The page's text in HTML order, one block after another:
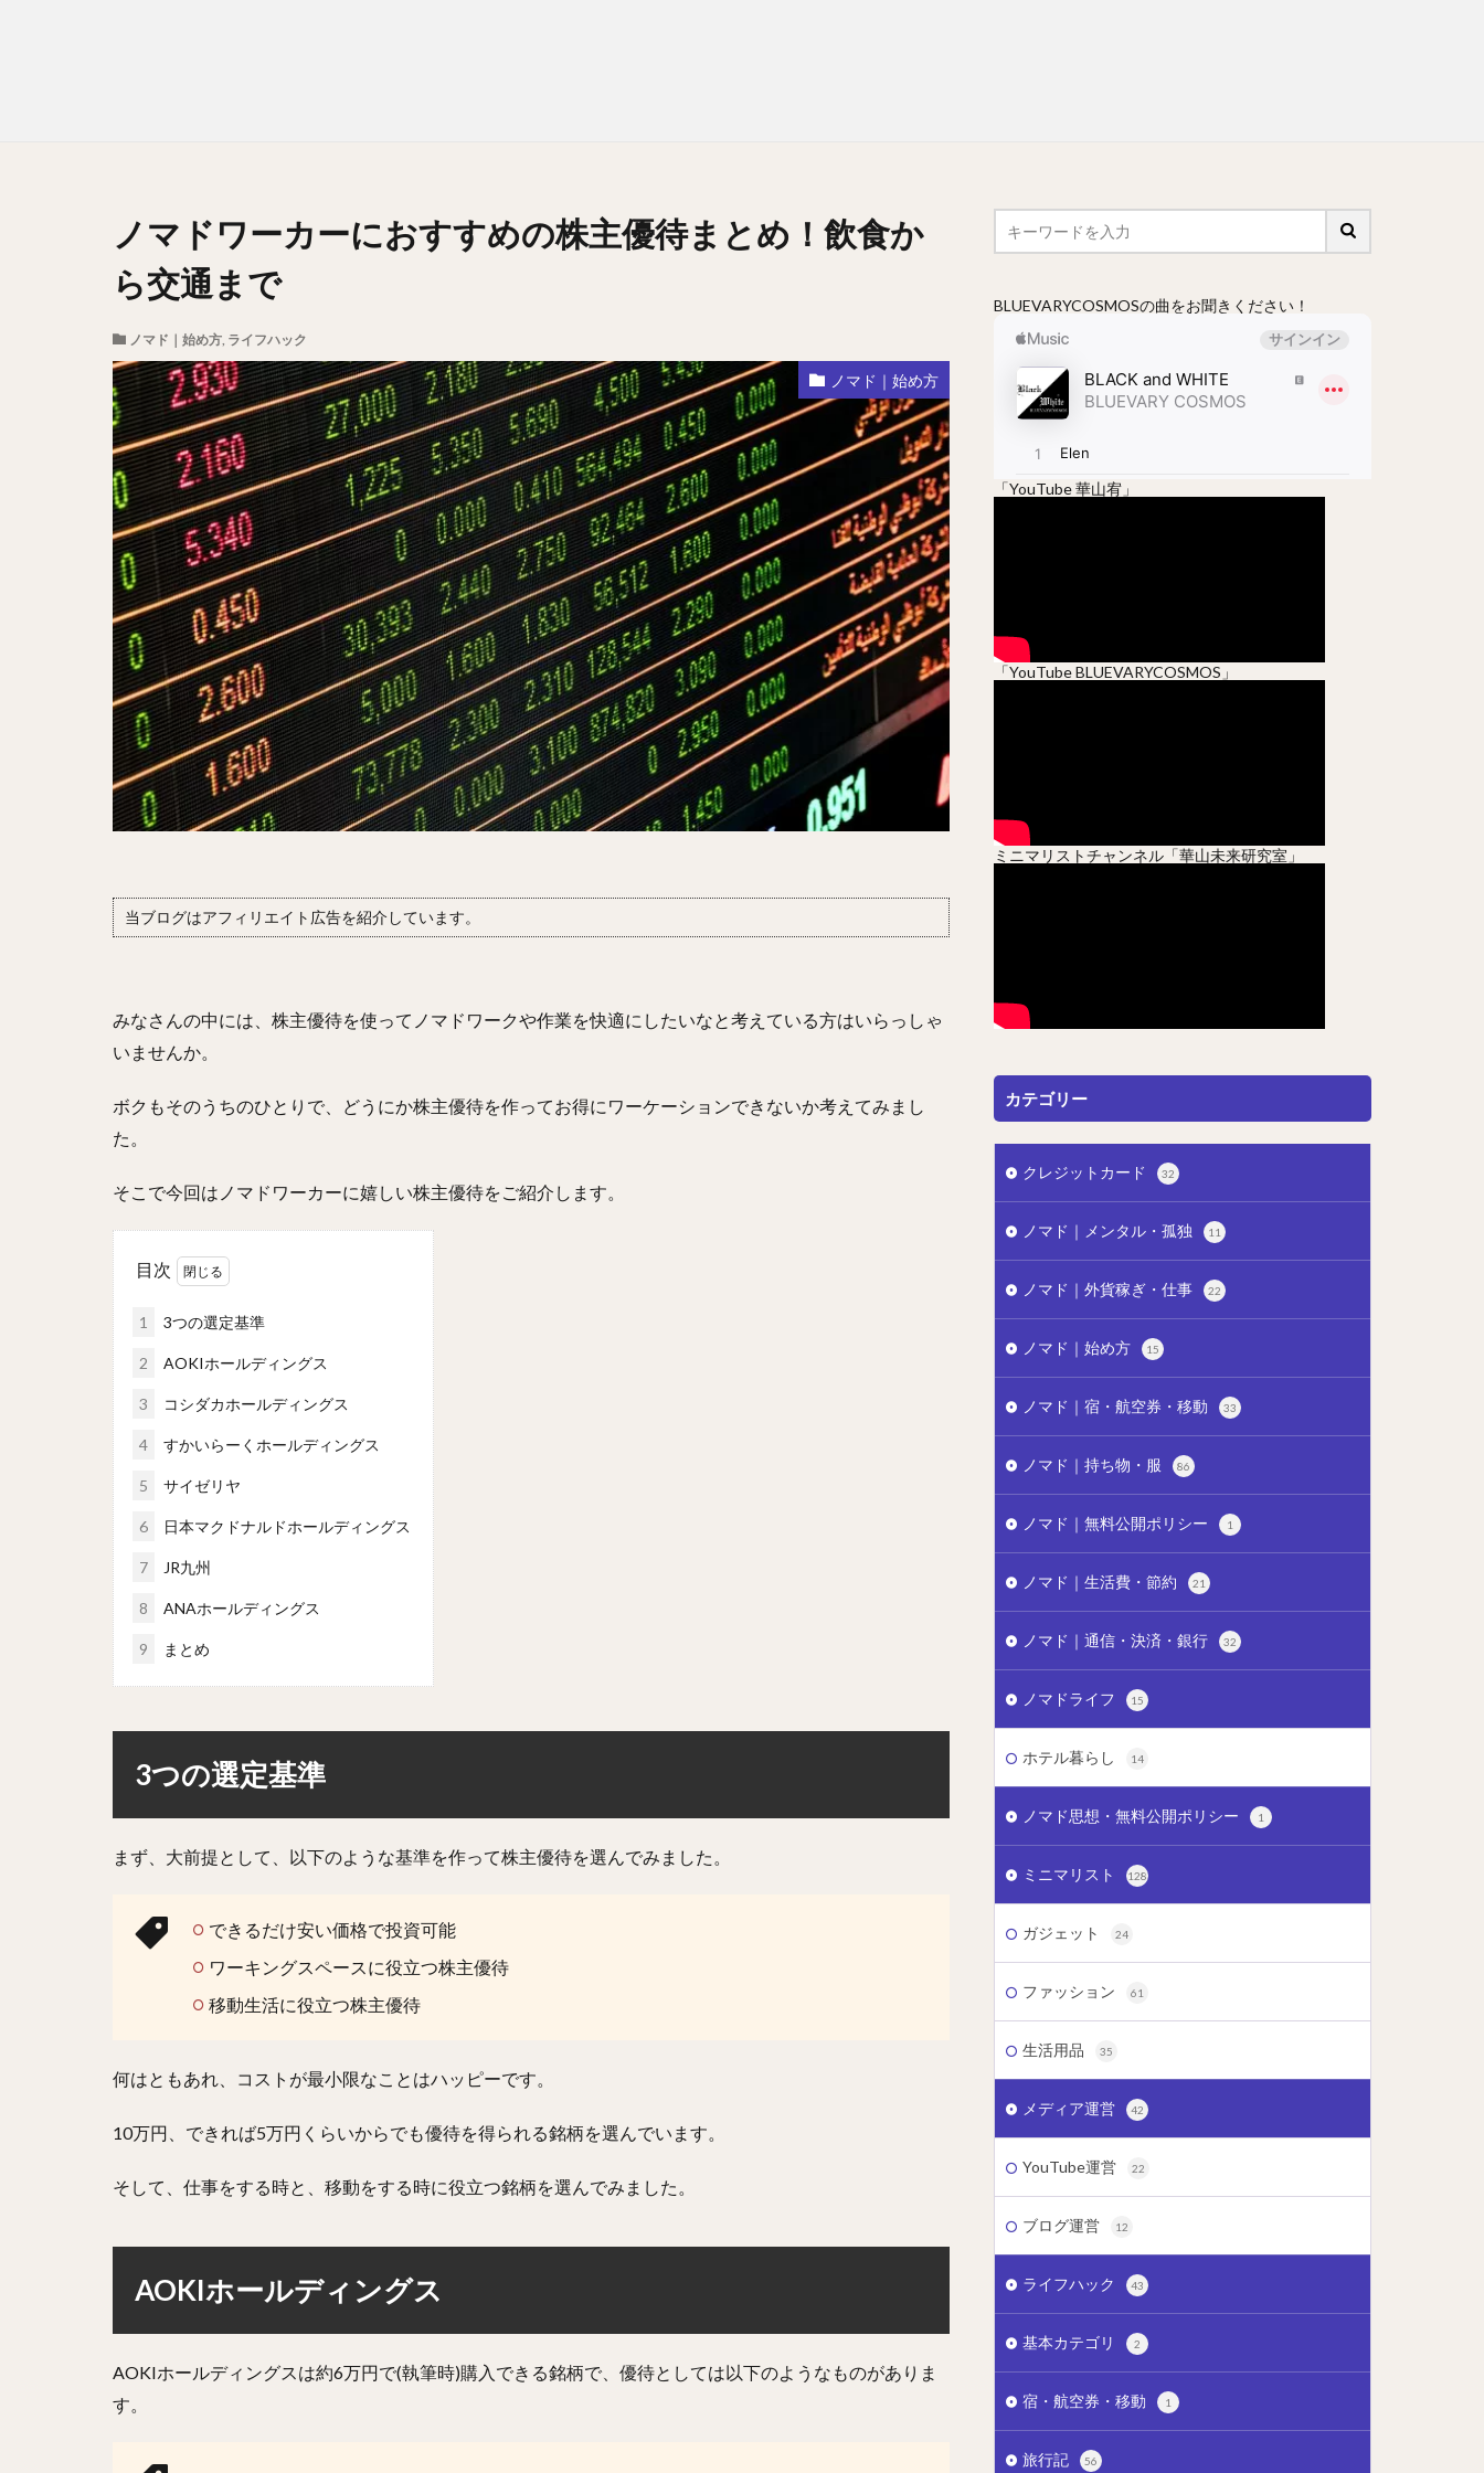
ノマドワーカーにおすすめの株主優待まとめ！飲食か
ら交通まで
ノマド｜始め方, ライフハック
ノマド｜始め方
当ブログはアフィリエイト広告を紹介しています。
みなさんの中には、株主優待を使ってノマドワークや作業を快適にしたいなと考えている方はいらっしゃ
いませんか。
ボクもそのうちのひとりで、どうにか株主優待を作ってお得にワーケーションできないか考えてみまし
た。
そこで今回はノマドワーカーに嬉しい株主優待をご紹介します。
目次
1 3つの選定基準
2 AOKIホールディングス
3 コシダカホールディングス
4 すかいらーくホールディングス
5 サイゼリヤ
6 日本マクドナルドホールディングス
7 JR九州
8 ANAホールディングス
9 まとめ
3つの選定基準
まず、大前提として、以下のような基準を作って株主優待を選んでみました。
できるだけ安い価格で投資可能
ワーキングスペースに役立つ株主優待
移動生活に役立つ株主優待
何はともあれ、コストが最小限なことはハッピーです。
10万円、できれば5万円くらいからでも優待を得られる銘柄を選んでいます。
そして、仕事をする時と、移動をする時に役立つ銘柄を選んでみました。
AOKIホールディングス
AOKIホールディングスは約6万円で(執筆時)購入できる銘柄で、優待としては以下のようなものがありま
す。
BLUEVARYCOSMOSの曲をお聞きください！
「YouTube 華山宥」
「YouTube BLUEVARYCOSMOS」
ミニマリストチャンネル「華山未来研究室」
カテゴリー
クレジットカード 32
ノマド｜メンタル・孤独 11
ノマド｜外貨稼ぎ・仕事 22
ノマド｜始め方 15
ノマド｜宿・航空券・移動 33
ノマド｜持ち物・服 86
ノマド｜無料公開ポリシー 1
ノマド｜生活費・節約 21
ノマド｜通信・決済・銀行 32
ノマドライフ 15
ホテル暮らし 14
ノマド思想・無料公開ポリシー 1
ミニマリスト 128
ガジェット 24
ファッション 61
生活用品 35
メディア運営 42
YouTube運営 22
ブログ運営 12
ライフハック 43
基本カテゴリ 2
宿・航空券・移動 1
旅行記 56